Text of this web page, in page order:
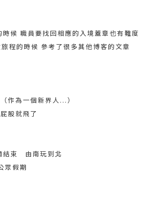
候 職員要找回相應的入境蓋章也有難度
程的時候 參考了很多其他博客的文章
作為一個新界人...）
股就飛了
結束 由南玩到北
眾假期